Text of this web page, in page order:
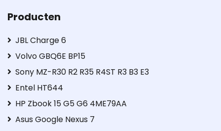
Producten
JBL Charge 6
Volvo GBQ6E BP15
Sony MZ-R30 R2 R35 R4ST R3 B3 E3
Entel HT644
HP Zbook 15 G5 G6 4ME79AA
Asus Google Nexus 7